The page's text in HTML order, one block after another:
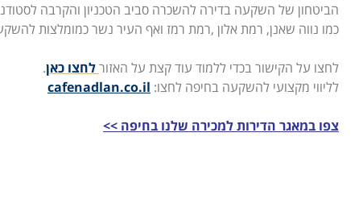
הביטחון של השקעה בדירה להשכרה סביב הטכניון והקרבה
כמו נווה שאנן, רמת אלון ,רמת רמז ואף העיר נשר כמומלצות
לחצו על הקישור בכדי ללמוד עוד קצת על האזורלחצו כאן.
לליווי מקצועי להשקעה בחיפה לחצו: cafenadlan.co.il
צפו במאגר הדירות למכירה שלנו בחיפה >>